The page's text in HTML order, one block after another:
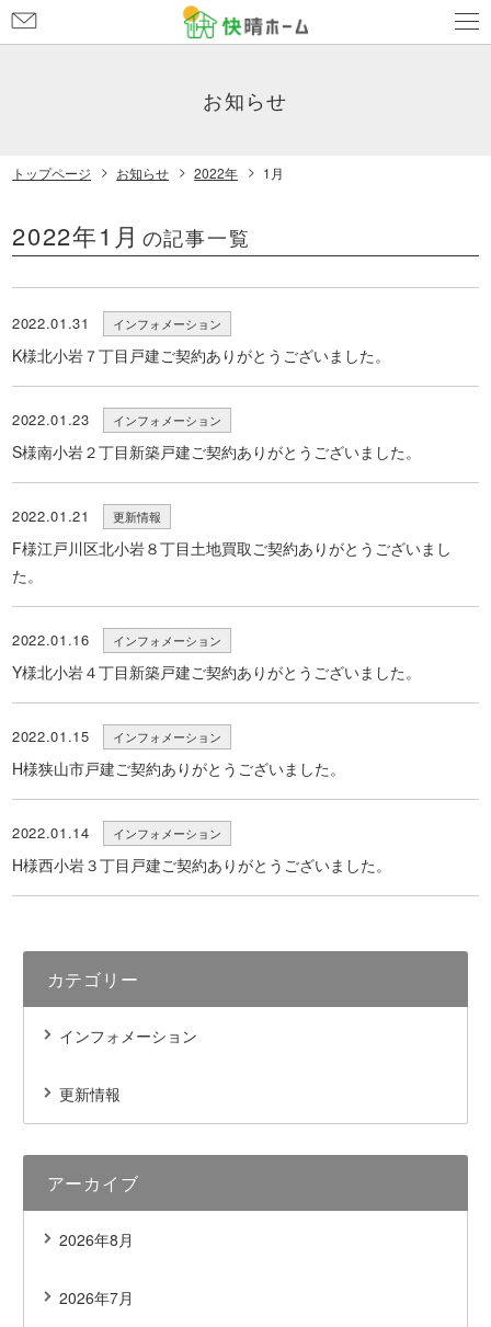
ー
合
せ
お知らせ
トップページ お知らせ 2022年 1月
2022年1月 の記事一覧
2022.01.31 インフォメーション
K様北小岩７丁目戸建ご契約ありがとうございました。
2022.01.23 インフォメーション
S様南小岩２丁目新築戸建ご契約ありがとうございました。
2022.01.21 更新情報
F様江戸川区北小岩８丁目土地買取ご契約ありがとうございまし
た。
2022.01.16 インフォメーション
Y様北小岩４丁目新築戸建ご契約ありがとうございました。
2022.01.15 インフォメーション
H様狭山市戸建ご契約ありがとうございました。
2022.01.14 インフォメーション
H様西小岩３丁目戸建ご契約ありがとうございました。
カテゴリー
インフォメーション
更新情報
アーカイブ
2026年8月
2026年7月